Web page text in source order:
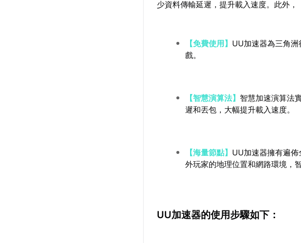
少資料傳輸延遲，提升載入速度。此外，
【免費使用】 UU加速器為三角
戲。
【智慧演算法】 智慧加速演算法
遲和丟包，大幅提升載入速度。
【海量節點】 UU加速器擁有遍
外玩家的地理位置和網路環境，
UU加速器的使用步驟如下：